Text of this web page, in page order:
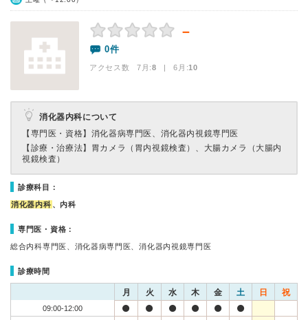
－
0件
アクセス数 7月:8 | 6月:10
消化器内科について
【専門医・資格】 消化器病専門医、消化器内視鏡専門医
【診療・治療法】 胃カメラ（胃内視鏡検査）、大腸カメラ（大腸内
視鏡検査）
診療科目：
消化器内科 、内科
専門医・資格：
総合内科専門医、消化器病専門医、消化器内視鏡専門医
診療時間
月 火 水 木 金 土 日 祝
09:00-12:00